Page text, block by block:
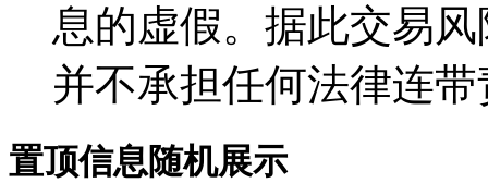
息的虚假。据此交易
并不承担任何法律连
置顶信息随机展示